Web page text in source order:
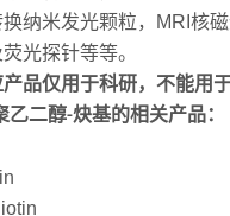
纳米发光颗粒，MRI核
光探针等等。
品仅用于科研，不能用于
乙二醇-炔基的相关产品：